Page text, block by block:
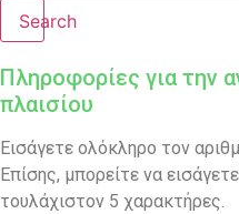
Search
Πληροφορίες για την
πλαισίου
Εισάγετε ολόκληρο τον
Επίσης, μπορείτε να
τουλάχιστον 5 χαρακτήρες.